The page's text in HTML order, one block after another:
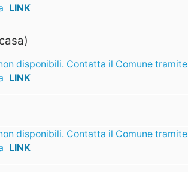
LINK
disponibili. Contatta il Comune tramite
LINK
disponibili. Contatta il Comune tramite
LINK